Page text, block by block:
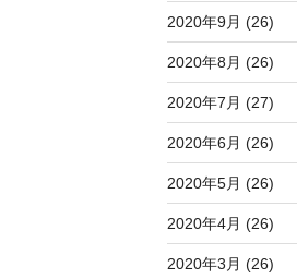
2020年9月 (26)
2020年8月 (26)
2020年7月 (27)
2020年6月 (26)
2020年5月 (26)
2020年4月 (26)
2020年3月 (26)